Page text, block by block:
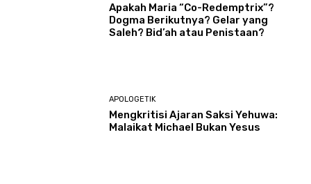
Apakah Maria “Co-Redemptrix”?
Dogma Berikutnya? Gelar yang
Saleh? Bid’ah atau Penistaan?
APOLOGETIK
Mengkritisi Ajaran Saksi Yehuwa:
Malaikat Michael Bukan Yesus